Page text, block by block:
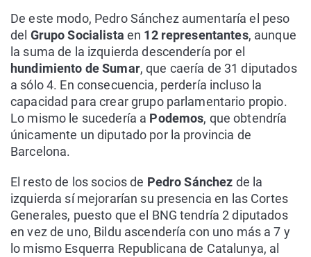
De este modo, Pedro Sánchez aumentaría el peso
del Grupo Socialista en 12 representantes, aunque
la suma de la izquierda descendería por el
hundimiento de Sumar, que caería de 31 diputados
a sólo 4. En consecuencia, perdería incluso la
capacidad para crear grupo parlamentario propio.
Lo mismo le sucedería a Podemos, que obtendría
únicamente un diputado por la provincia de
Barcelona.
El resto de los socios de Pedro Sánchez de la
izquierda sí mejorarían su presencia en las Cortes
Generales, puesto que el BNG tendría 2 diputados
en vez de uno, Bildu ascendería con uno más a 7 y
lo mismo Esquerra Republicana de Catalunya, al